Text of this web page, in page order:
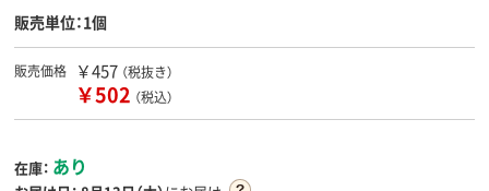
販売単位：1個
販売価格 ￥457 （税抜き）
￥502 （税込）
在庫： あり